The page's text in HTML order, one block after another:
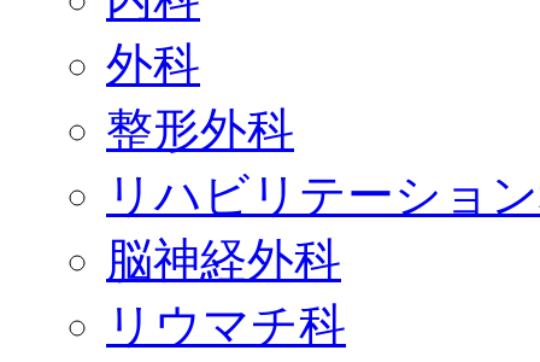
外科
整形外科
リハビリテーショ
脳神経外科
リウマチ科